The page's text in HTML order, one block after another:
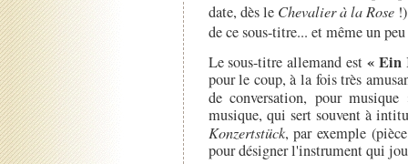
date, dès le Chevalier à la Rose
de ce sous-titre... et même un peu
Le sous-titre allemand est « Ein
pour le coup, à la fois très
de conversation, pour
musique, qui sert souvent à
Konzertstück, par exemple
pour désigner l'instrument qui